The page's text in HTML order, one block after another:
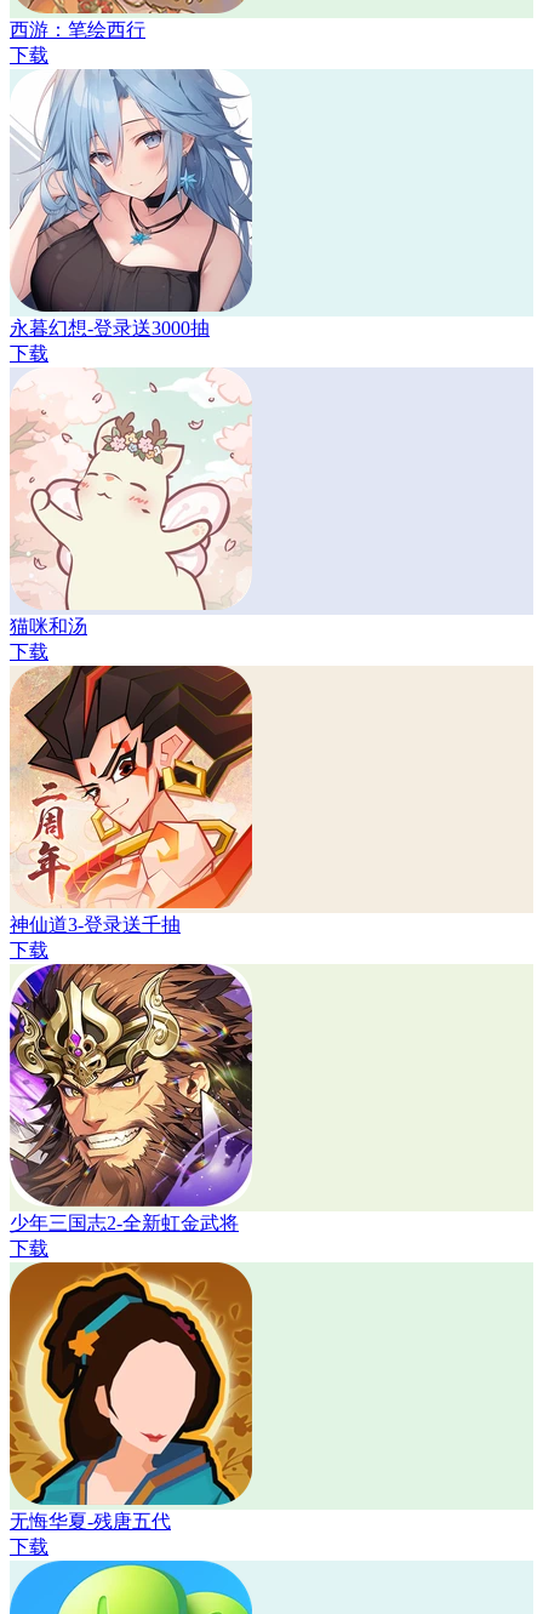
西游：笔绘西行
下载
永暮幻想-登录送3000抽
下载
猫咪和汤
下载
神仙道3-登录送千抽
下载
少年三国志2-全新虹金武将
下载
无悔华夏-残唐五代
下载